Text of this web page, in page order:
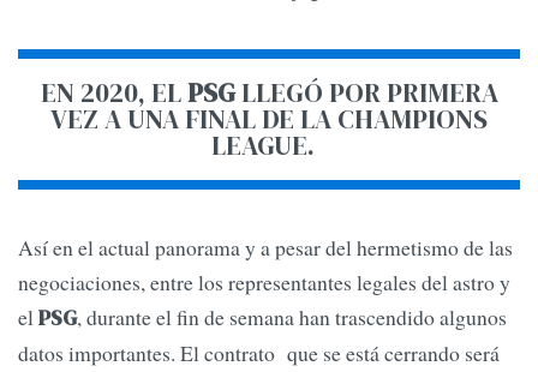
EN 2020, ELPSGLLEGÓ POR PRIMERA
VEZ A UNA FINAL DE LA CHAMPIONS
LEAGUE.
Así en el actual panorama y a pesar del hermetismo de las
negociaciones, entre los representantes legales del astro y
elPSG, durante el fin de semana han trascendido algunos
datos importantes. El contrato que se está cerrando será